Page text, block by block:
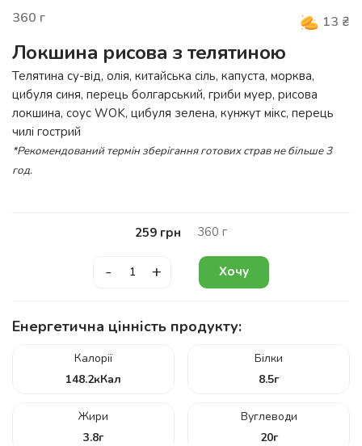
360 г 13 ₴
Локшина рисова з телятиною
Телятина су-від, олія, китайська сіль, капуста, морква,
цибуля синя, перець болгарський, гриби муер, рисова
локшина, соус WOK, цибуля зелена, кунжут мікс, перець
чилі гострий
*Рекомендований термін зберігання готових страв не більше 3
год.
259 грн 360 г
- + Хочу
Енергетична цінність продукту:
Калорії
148.2кКал
Білки
8.5г
Жири
3.8г
Вуглеводи
20г